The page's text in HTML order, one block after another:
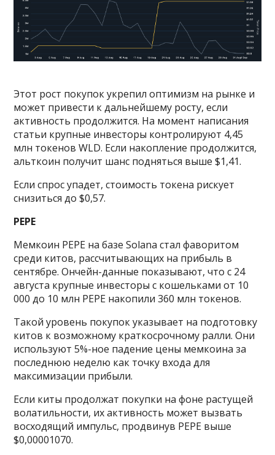
Этот рост покупок укрепил оптимизм на рынке и
может привести к дальнейшему росту, если
активность продолжится. На момент написания
статьи крупные инвесторы контролируют 4,45
млн токенов WLD. Если накопление продолжится,
альткоин получит шанс подняться выше $1,41.
Если спрос упадет, стоимость токена рискует
снизиться до $0,57.
PEPE
Мемкоин PEPE на базе Solana стал фаворитом
среди китов, рассчитывающих на прибыль в
сентябре. Ончейн-данные показывают, что с 24
августа крупные инвесторы с кошельками от 10
000 до 10 млн PEPE накопили 360 млн токенов.
Такой уровень покупок указывает на подготовку
китов к возможному краткосрочному ралли. Они
используют 5%-ное падение цены мемкоина за
последнюю неделю как точку входа для
максимизации прибыли.
Если киты продолжат покупки на фоне растущей
волатильности, их активность может вызвать
восходящий импульс, продвинув PEPE выше
$0,00001070.